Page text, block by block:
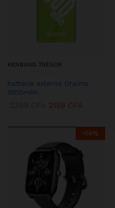
KENBANG TRÉSOR
batterie externe Oraimo
1000mAh
2159 CFA
-14%